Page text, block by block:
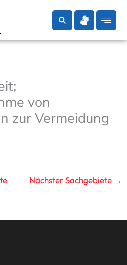
von
zur Vermeidung
Nächster Sachgebiete →